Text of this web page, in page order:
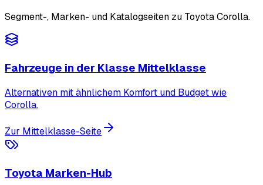
Segment-, Marken- und Katalogseiten zu Toyota Corolla.
Fahrzeuge in der Klasse Mittelklasse
Alternativen mit ähnlichem Komfort und Budget wie
Corolla.
Zur Mittelklasse-Seite
Toyota Marken-Hub